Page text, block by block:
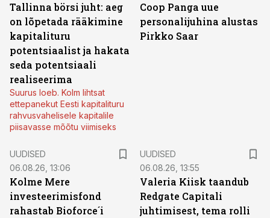
Tallinna börsi juht: aeg
on lõpetada rääkimine
kapitalituru
potentsiaalist ja hakata
seda potentsiaali
realiseerima
Suurus loeb. Kolm lihtsat
ettepanekut Eesti kapitalituru
rahvusvahelisele kapitalile
piisavasse mõõtu viimiseks
Coop Panga uue
personalijuhina alustas
Pirkko Saar
UUDISED
06.08.26, 13:06
Kolme Mere
investeerimisfond
rahastab Bioforce´i
UUDISED
06.08.26, 13:55
Valeria Kiisk taandub
Redgate Capitali
juhtimisest, tema rolli